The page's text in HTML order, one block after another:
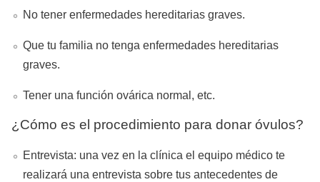
No tener enfermedades hereditarias graves.
Que tu familia no tenga enfermedades hereditarias
graves.
Tener una función ovárica normal, etc.
¿Cómo es el procedimiento para donar óvulos?
Entrevista: una vez en la clínica el equipo médico te
realizará una entrevista sobre tus antecedentes de